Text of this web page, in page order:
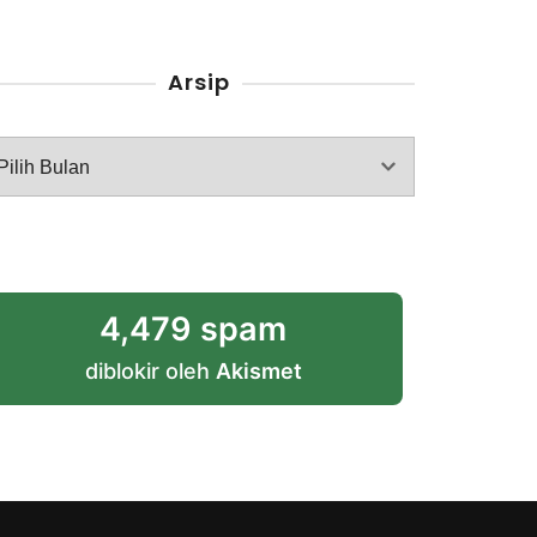
Arsip
4,479 spam
diblokir oleh Akismet